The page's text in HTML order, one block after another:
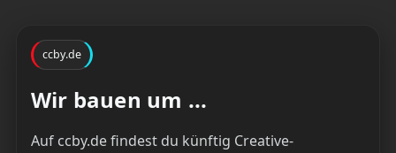
ccby.de
Wir bauen um ...
Auf ccby.de findest du künftig Creative-